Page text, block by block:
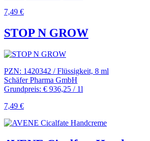
7,49 €
STOP N GROW
PZN: 1420342 / Flüssigkeit, 8 ml
Schäfer Pharma GmbH
Grundpreis: € 936,25 / 1l
7,49 €